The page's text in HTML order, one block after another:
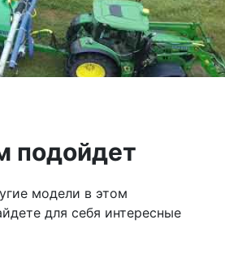
подойдет
модели в этом
для себя интересные